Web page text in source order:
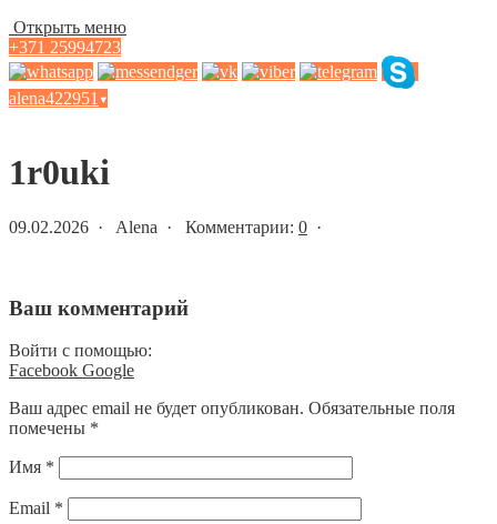
Открыть меню
+371 25994723
alena422951 ▾
1r0uki
09.02.2026 · Alena · Комментарии: 0 ·
Ваш комментарий
Войти с помощью:
Facebook Google
Ваш адрес email не будет опубликован. Обязательные поля
помечены *
Имя *
Email *